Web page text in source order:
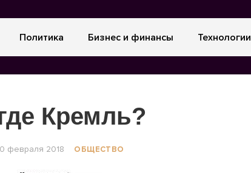
Политика Бизнес и финансы Технологии
Кремль?
февраля 2018 ОБЩЕСТВО